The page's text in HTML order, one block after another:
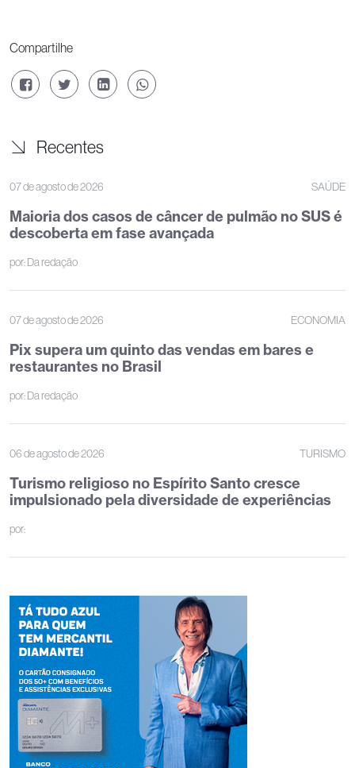
Compartilhe
Recentes
07 de agosto de 2026 SAÚDE
Maioria dos casos de câncer de pulmão no SUS é
descoberta em fase avançada
por:Da redação
07 de agosto de 2026 ECONOMIA
Pix supera um quinto das vendas em bares e
restaurantes no Brasil
por:Da redação
06 de agosto de 2026 TURISMO
Turismo religioso no Espírito Santo cresce
impulsionado pela diversidade de experiências
por: